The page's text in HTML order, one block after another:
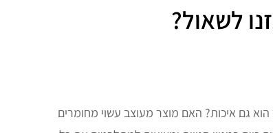
לשאול?
גם איכות? האם מוצר מעוצב עשוי מחומרים